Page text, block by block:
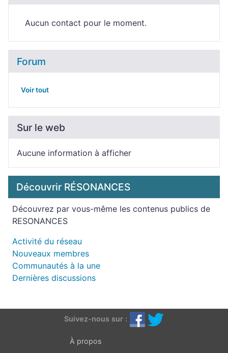
Aucun contact pour le moment.
Forum
Voir tout
Sur le web
Aucune information à afficher
Découvrir RÉSONANCES
Découvrez par vous-même les contenus publics de
RESONANCES
Activité du réseau
Nouveaux membres
Communautés à la une
Dernières discussions
Suivez-nous sur :
À propos